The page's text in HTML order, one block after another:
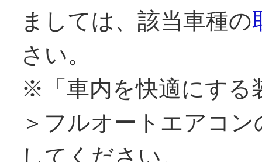
ましては、該当車種の
さい。
※「車内を快適にする
＞フルオートエアコ
してください。